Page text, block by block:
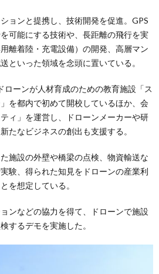
ョンと提携し、技術開発を促進。GPS
可能にする技術や、長距離の飛行を実
離着陸・充電設備）の開発、高層マン
といった領域を念頭に置いている。
ローンが人材育成のための教育施設「ス
を都内で初めて開校しているほか、会
ィ」を運営し、ドローンメーカーや研
たなビジネスの創出も支援する。
施設の外壁や橋梁の点検、物資輸送な
験、得られた知見をドローンの産業利
を想定している。
ンなどの協力を得て、ドローンで施設
するデモを実施した。